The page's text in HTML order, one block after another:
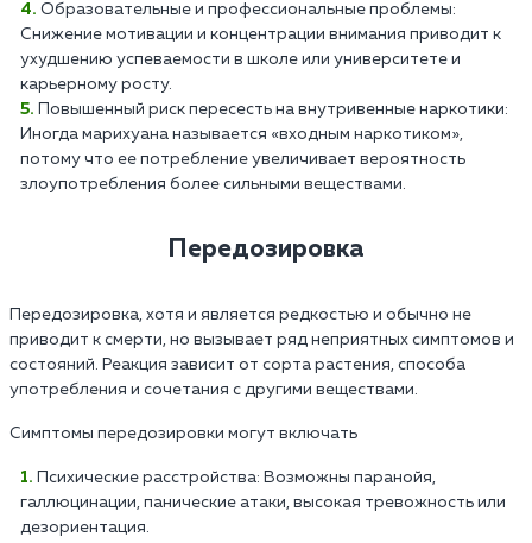
Образовательные и профессиональные проблемы:
Снижение мотивации и концентрации внимания приводит к
ухудшению успеваемости в школе или университете и
карьерному росту.
Повышенный риск пересесть на внутривенные наркотики:
Иногда марихуана называется «входным наркотиком»,
потому что ее потребление увеличивает вероятность
злоупотребления более сильными веществами.
Передозировка
Передозировка, хотя и является редкостью и обычно не
приводит к смерти, но вызывает ряд неприятных симптомов и
состояний. Реакция зависит от сорта растения, способа
употребления и сочетания с другими веществами.
Симптомы передозировки могут включать
Психические расстройства: Возможны паранойя,
галлюцинации, панические атаки, высокая тревожность или
дезориентация.